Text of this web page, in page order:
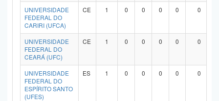
UNIVERSIDADE
FEDERAL DO
CARIRI (UFCA)
CE 1 0 0 0 0 0
UNIVERSIDADE
FEDERAL DO
CEARÁ (UFC)
CE 1 0 0 0 0 0
UNIVERSIDADE
FEDERAL DO
ESPÍRITO SANTO
(UFES)
ES 1 0 0 0 0 0